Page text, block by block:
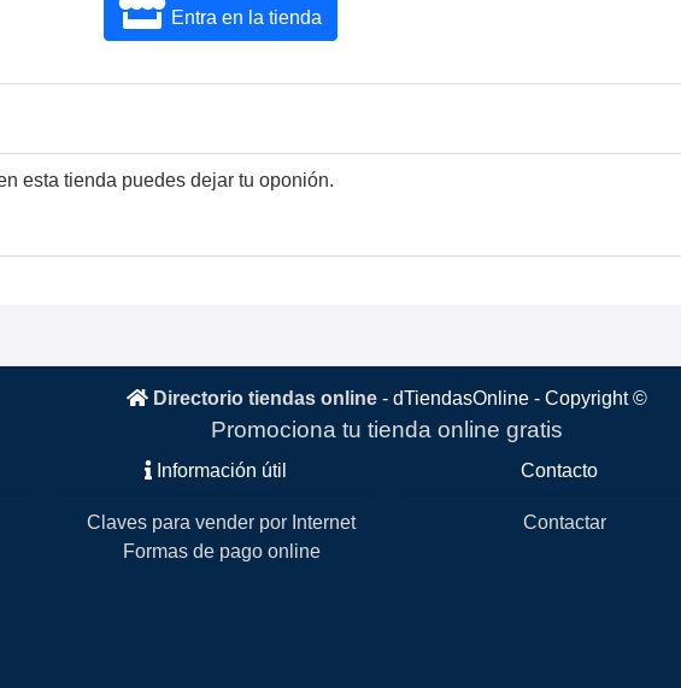
Entra en la tienda
esta tienda puedes dejar tu oponión.
Directorio tiendas online - dTiendasOnline - Copyright ©
Promociona tu tienda online gratis
Información útil
Claves para vender por Internet
Formas de pago online
Contacto
Contactar